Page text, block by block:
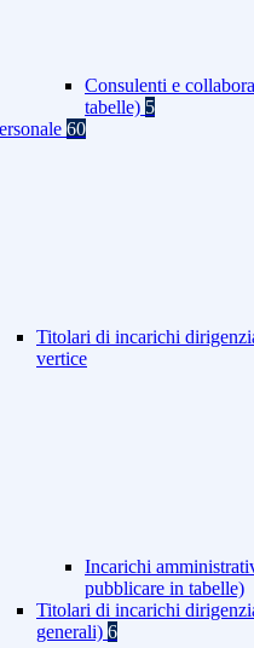
Consulenti e
tabelle) 5
60
Titolari di incarichi
vertice
Incarichi
pubblicare in tabelle)
Titolari di incarichi
generali) 6